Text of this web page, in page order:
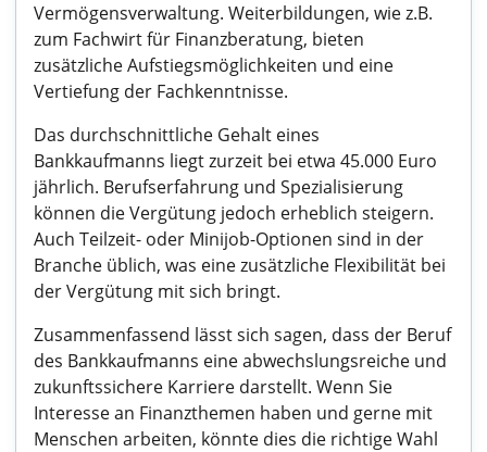
Vermögensverwaltung. Weiterbildungen, wie z.B.
zum Fachwirt für Finanzberatung, bieten
zusätzliche Aufstiegsmöglichkeiten und eine
Vertiefung der Fachkenntnisse.
Das durchschnittliche Gehalt eines
Bankkaufmanns liegt zurzeit bei etwa 45.000 Euro
jährlich. Berufserfahrung und Spezialisierung
können die Vergütung jedoch erheblich steigern.
Auch Teilzeit- oder Minijob-Optionen sind in der
Branche üblich, was eine zusätzliche Flexibilität bei
der Vergütung mit sich bringt.
Zusammenfassend lässt sich sagen, dass der Beruf
des Bankkaufmanns eine abwechslungsreiche und
zukunftssichere Karriere darstellt. Wenn Sie
Interesse an Finanzthemen haben und gerne mit
Menschen arbeiten, könnte dies die richtige Wahl